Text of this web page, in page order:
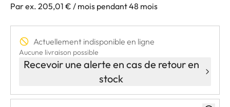
Par ex. 205,01 € / mois pendant 48 mois
Actuellement indisponible en ligne
Aucune livraison possible
Recevoir une alerte en cas de retour en
stock